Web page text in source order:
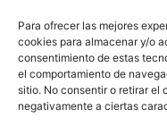
Para ofrecer las mejores
cookies para almacenar y/o
consentimiento de estas
el comportamiento de
sitio. No consentir o retirar el
negativamente a ciertas